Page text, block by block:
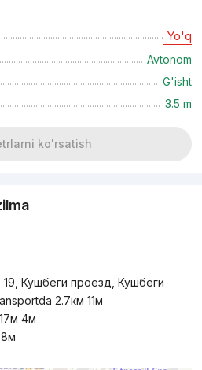
m²
(98) 077...
Yo'q
Avtonom
G'isht
3.5 m
ko'rsatish
19, Кушбеги проезд, Кушбеги
2.7км 11м
4м